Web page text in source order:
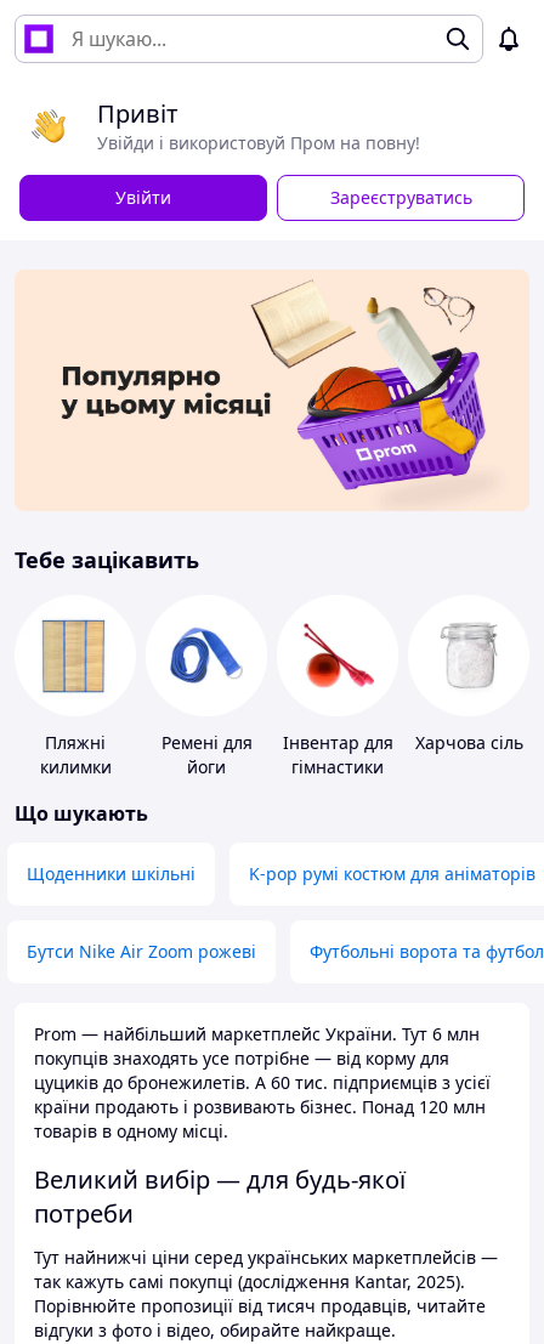
Привіт
Увійди і використовуй Пром на повну!
Увійти Зареєструватись
Тебе зацікавить
Пляжні
килимки
Ремені для
йоги
Інвентар для
гімнастики
Харчова сіль
Що шукають
Щоденники шкільні K-pop румі костюм для аніматорів
Бутси Nike Air Zoom рожеві Футбольні ворота та
Prom — найбільший маркетплейс України. Тут 6 млн
покупців знаходять усе потрібне — від корму для
цуциків до бронежилетів. А 60 тис. підприємців з усієї
країни продають і розвивають бізнес. Понад 120 млн
товарів в одному місці.
Великий вибір — для будь-якої
потреби
Тут найнижчі ціни серед українських маркетплейсів —
так кажуть самі покупці (дослідження Kantar, 2025).
Порівнюйте пропозиції від тисяч продавців, читайте
відгуки з фото і відео, обирайте найкраще.